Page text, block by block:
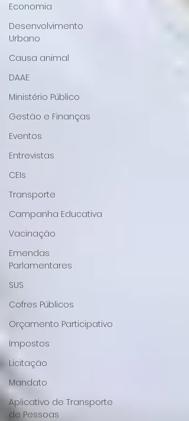
Economia
Desenvolvimento
Urbano
Causa animal
DAAE
Ministério Público
Gestão e Finanças
Eventos
Entrevistas
CEIs
Transporte
Campanha Educativa
Vacinação
Emendas
Parlamentares
SUS
Cofres Públicos
Orçamento Participativo
Impostos
Licitação
Mandato
Aplicativo de Transporte
de Pessoas